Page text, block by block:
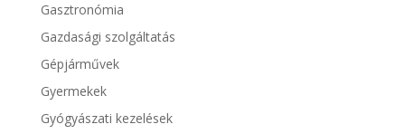
Gasztronómia
Gazdasági szolgáltatás
Gépjárművek
Gyermekek
Gyógyászati kezelések